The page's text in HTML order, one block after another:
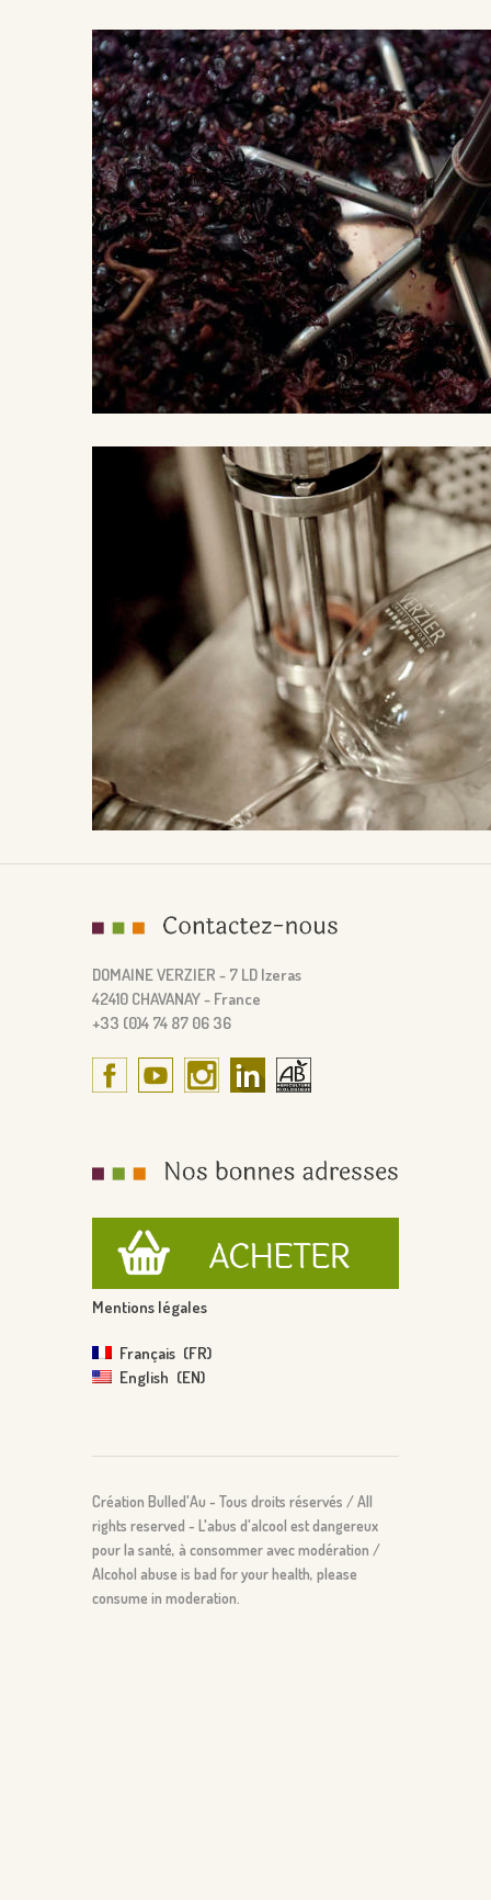
DOMAINE VERZIER - 7 LD Izeras
42410 CHAVANAY - France
+33 (0)4 74 87 06 36
Mentions légales
Français
FR
English
EN
Création Bulled'Au - Tous droits réservés / All
rights reserved - L'abus d'alcool est dangereux
pour la santé, à consommer avec modération /
Alcohol abuse is bad for your health, please
consume in moderation.